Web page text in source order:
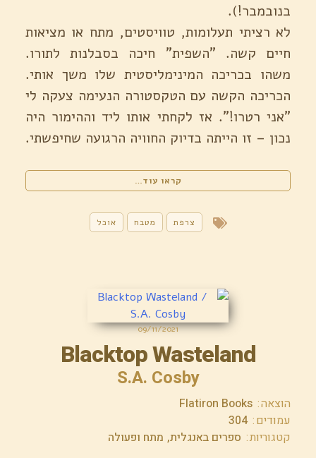
בנובמבר!).
לא רציתי תעלומות, טוויסטים, מתח או מציאות
חיים קשה. "השפית" חיכה בסבלנות לתורו.
משהו בכריכה המינימליסטית שלו משך אותי.
הכריכה הקשה עם הטקסטורה הנעימה צעקה לי
"אני רטרו!". אז לקחתי אותו ליד וההימור היה
נכון – זו הייתה בדיוק החוויה הרגועה שחיפשתי.
קראו עוד…
רומן
טבחית
/
צרפת מטבח אוכל
09/11/2021
Blacktop Wasteland
S.A. Cosby
הוצאה Flatiron Books
עמודים 304
קטגוריות ספרים באנגלית מתח ופעולה